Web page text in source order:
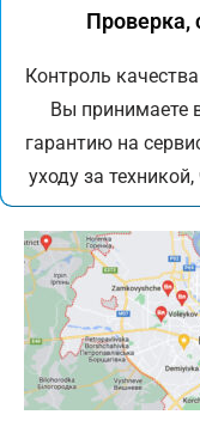
Проверка,
Контроль
Вы принимаете
гарантию на
уходу за